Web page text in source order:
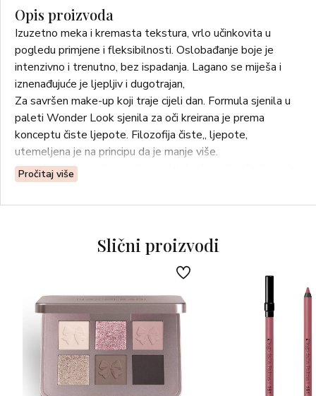
Opis proizvoda
Izuzetno meka i kremasta tekstura, vrlo učinkovita u
pogledu primjene i fleksibilnosti. Oslobađanje boje je
intenzivno i trenutno, bez ispadanja. Lagano se miješa i
iznenađujuće je ljepljiv i dugotrajan,
Za savršen make-up koji traje cijeli dan. Formula sjenila u
paleti Wonder Look sjenila za oči kreirana je prema
konceptu čiste ljepote. Filozofija čiste„ ljepote,
utemeljena je na principu da je manje više.
Ova elegantna paleta, s kompaktnim, laganim dizajnom i
širokim ogledalom, prikladna je kad ste u pokretu, jer
sadrži u jednom pakovanju sve make-up potrebe za svaku
Pročitaj više
Slični proizvodi